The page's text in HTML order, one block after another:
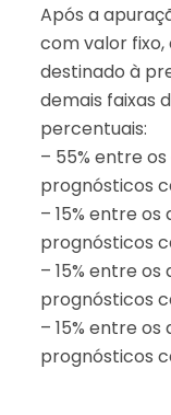
Após a
com valor
destinado à
demais faixas
percentuais:
– 55% entre
prognósticos
– 15% entre
prognósticos
– 15% entre
prognósticos
– 15% entre
prognósticos